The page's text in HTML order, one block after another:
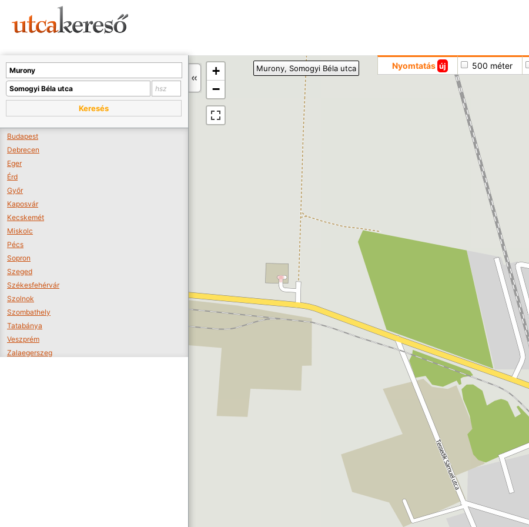
+
−
Nyomtatás új 500 méter
Murony, Somogyi Béla utca
Keresés
Budapest
Debrecen
Eger
Érd
Győr
Kaposvár
Kecskemét
Miskolc
Pécs
Sopron
Szeged
Székesfehérvár
Szolnok
Szombathely
Tatabánya
Veszprém
Zalaegerszeg
A térképet kicsinyíteni kell, hogy látszódjanak a boltok.
Boltok látszódjanak >>